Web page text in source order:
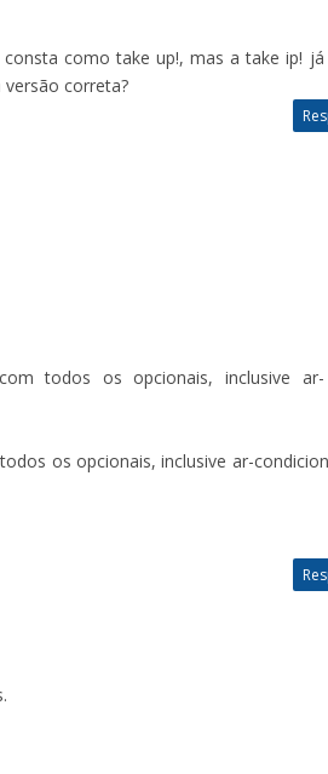
como take up!, mas a take ip! já
versão correta?
todos os opcionais, inclusive ar-
os opcionais, inclusive ar-